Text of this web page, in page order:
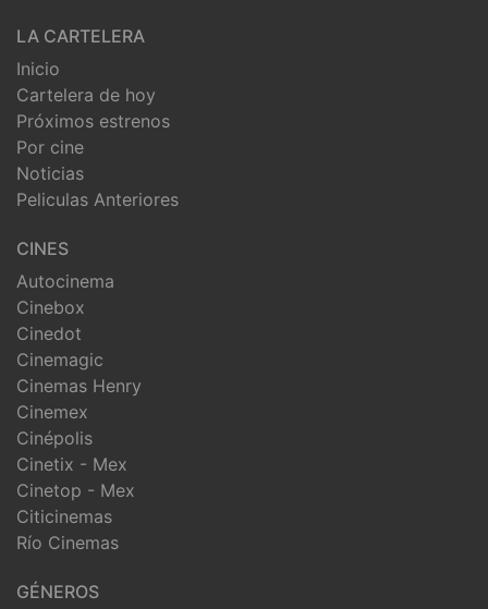
LA CARTELERA
Inicio
Cartelera de hoy
Próximos estrenos
Por cine
Noticias
Peliculas Anteriores
CINES
Autocinema
Cinebox
Cinedot
Cinemagic
Cinemas Henry
Cinemex
Cinépolis
Cinetix - Mex
Cinetop - Mex
Citicinemas
Río Cinemas
GÉNEROS